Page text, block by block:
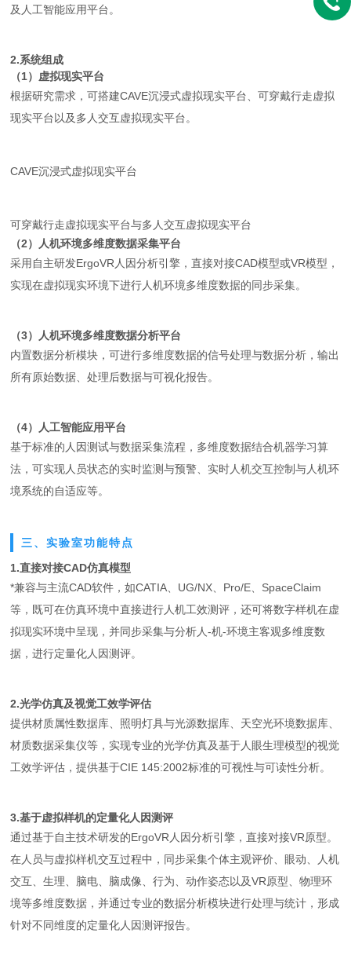
及人工智能应用平台。
2.系统组成
（1）虚拟现实平台
根据研究需求，可搭建CAVE沉浸式虚拟现实平台、可穿戴行走虚拟
现实平台以及多人交互虚拟现实平台。
CAVE沉浸式虚拟现实平台
可穿戴行走虚拟现实平台与多人交互虚拟现实平台
（2）人机环境多维度数据采集平台
采用自主研发ErgoVR人因分析引擎，直接对接CAD模型或VR模型，
实现在虚拟现实环境下进行人机环境多维度数据的同步采集。
（3）人机环境多维度数据分析平台
内置数据分析模块，可进行多维度数据的信号处理与数据分析，输出
所有原始数据、处理后数据与可视化报告。
（4）人工智能应用平台
基于标准的人因测试与数据采集流程，多维度数据结合机器学习算
法，可实现人员状态的实时监测与预警、实时人机交互控制与人机环
境系统的自适应等。
三、实验室功能特点
1.直接对接CAD仿真模型
*兼容与主流CAD软件，如CATIA、UG/NX、Pro/E、SpaceClaim
等，既可在仿真环境中直接进行人机工效测评，还可将数字样机在虚
拟现实环境中呈现，并同步采集与分析人-机-环境主客观多维度数
据，进行定量化人因测评。
2.光学仿真及视觉工效学评估
提供材质属性数据库、照明灯具与光源数据库、天空光环境数据库、
材质数据采集仪等，实现专业的光学仿真及基于人眼生理模型的视觉
工效学评估，提供基于CIE 145:2002标准的可视性与可读性分析。
3.基于虚拟样机的定量化人因测评
通过基于自主技术研发的ErgoVR人因分析引擎，直接对接VR原型。
在人员与虚拟样机交互过程中，同步采集个体主观评价、眼动、人机
交互、生理、脑电、脑成像、行为、动作姿态以及VR原型、物理环
境等多维度数据，并通过专业的数据分析模块进行处理与统计，形成
针对不同维度的定量化人因测评报告。